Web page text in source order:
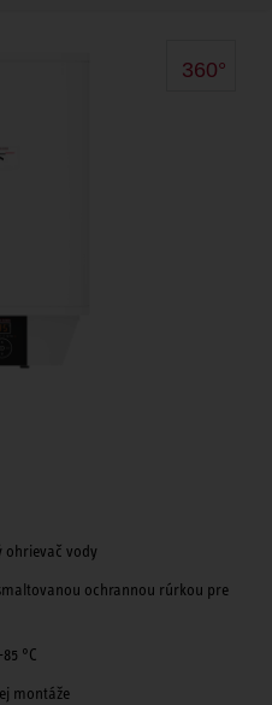
360°
ohrievač vody
ochrannou rúrkou pre
°C
montáže